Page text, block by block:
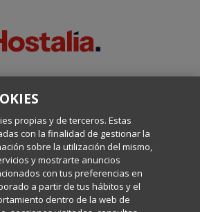
Comunicación de Hostalia, dirigido por
y Tecnología.
de privacidad
Política de cookies
propias y de terceros. Estas
con la finalidad de gestionar la
sobre la utilización del mismo,
y mostrarte anuncios
con tus preferencias en
a partir de tus hábitos y el
dentro de la web de